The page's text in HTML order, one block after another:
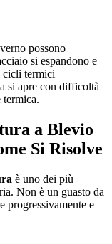
possono
si espandono e
cicli termici
si apre con difficoltà
termica.
a Blevio
Si Risolve
è uno dei più
Non è un guasto da
progressivamente e